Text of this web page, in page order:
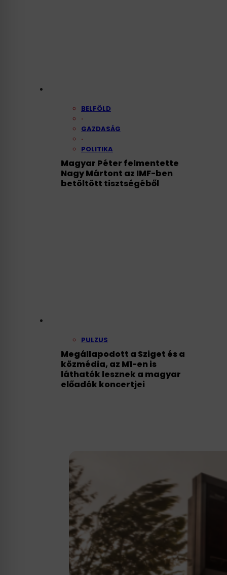
BELFÖLD
·
GAZDASÁG
·
POLITIKA
Magyar Péter felmentette
Nagy Mártont az IMF-ben
betöltött tisztségéből
PULZUS
Megállapodott a Sziget és a
közmédia, az M1-en is
láthatók lesznek a magyar
előadók koncertjei